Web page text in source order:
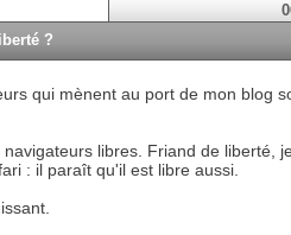
?
qui mènent au port de mon blog
libres. Friand de liberté,
: il paraît qu'il est libre aussi.